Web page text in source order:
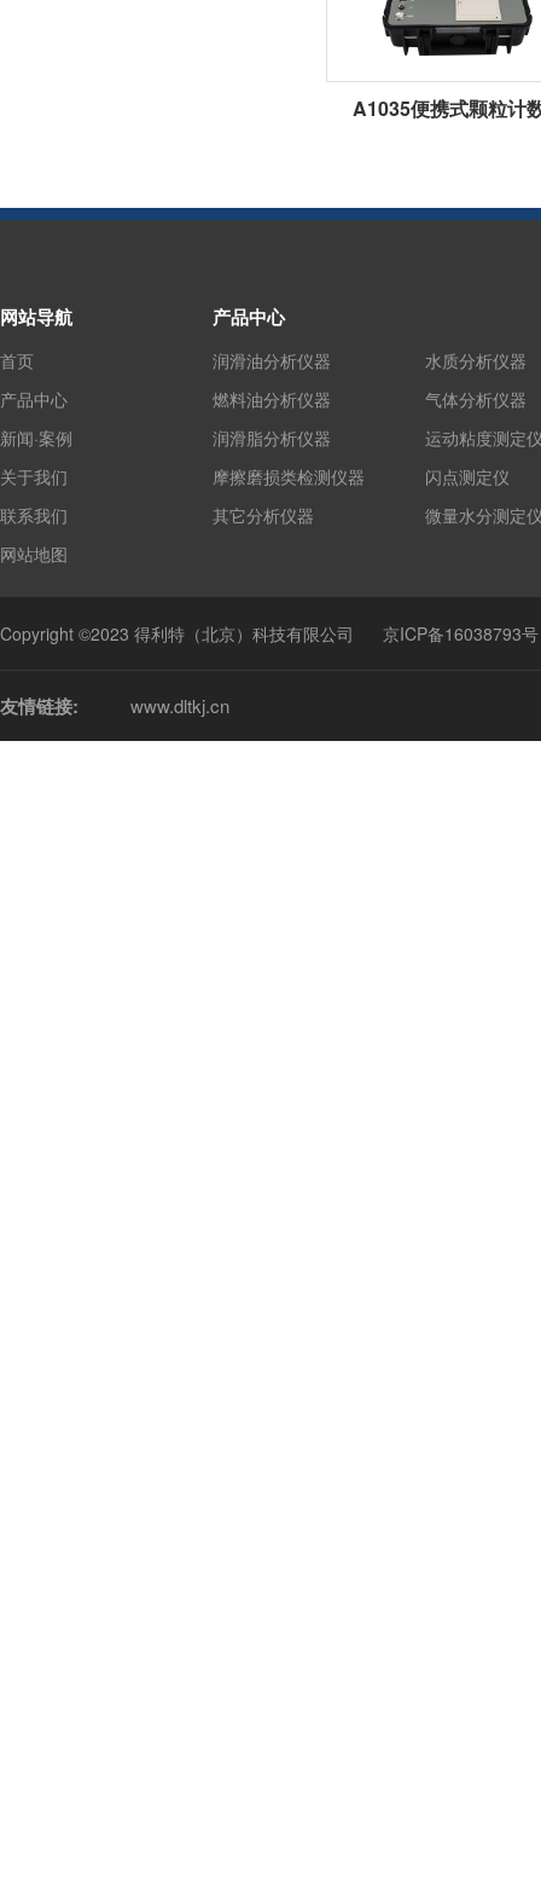
A1035便携式颗粒计
网站导航
首页
产品中心
新闻·案例
关于我们
联系我们
网站地图
产品中心
润滑油分析仪器
燃料油分析仪器
润滑脂分析仪器
摩擦磨损类检测仪器
其它分析仪器
水质分析仪器
气体分析仪器
运动粘度测定
闪点测定仪
微量水分测定
Copyright ©2023 得利特（北京）科技有限公司 京ICP备16038793号
友情链接: www.dltkj.cn